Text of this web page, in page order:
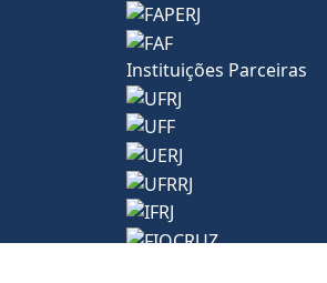
Instituições Parceiras